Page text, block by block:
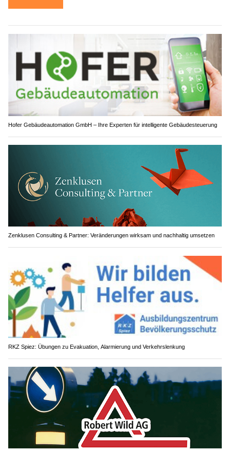
Hofer Gebäudeautomation GmbH – Ihre Experten für intelligente Gebäudesteuerung
Zenklusen Consulting & Partner: Veränderungen wirksam und nachhaltig umsetzen
RKZ Spiez: Übungen zu Evakuation, Alarmierung und Verkehrslenkung